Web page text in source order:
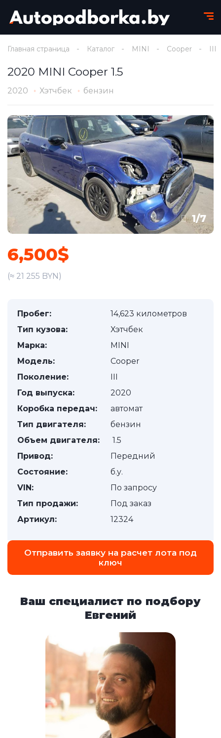
Главная страница Каталог MINI Cooper III
2020 MINI Cooper 1.5
2020 Хэтчбек бензин
1/7
6,500$
(≈ 21 255 BYN)
Пробег:
14,623 километров
Тип кузова:
Хэтчбек
Марка:
MINI
Модель:
Cooper
Поколение:
III
Год выпуска:
2020
Коробка передач:
автомат
Тип двигателя:
бензин
Объем двигателя:
1.5
Привод:
Передний
Состояние:
б.у.
VIN:
По запросу
Тип продажи:
Под заказ
Артикул:
12324
Отправить заявку на расчет лота под
ключ
Ваш специалист по подбору
Евгений